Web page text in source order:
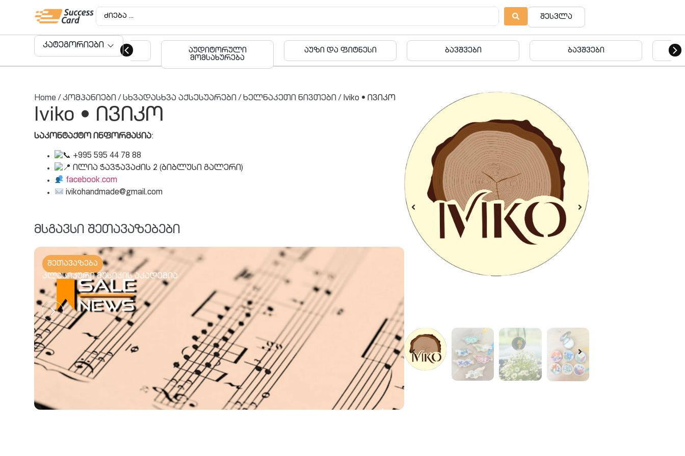
შესვლა
კატეგორიები
აუდიტორული
მომსახურება
აუზი და ფიტნესი ბავშვები
Home /კომპანიები /სხვადასხვა აქსესუარები /ხელნაკეთი ნივთები / Iviko • ივიკო
Iviko • ივიკო
საკონტაქტო ინფორმაცია:
+995 595 44 78 88
ილია ჭავჭავაძის 2 (ბიბლუსი გალერი)
facebook.com
ivikohandmade@gmail.com
მსგავსი შეთავაზებები
შეთავაზება
კლასიკური მუსიკის აკადემია
შეთავაზება
ბალავარი • Balavari